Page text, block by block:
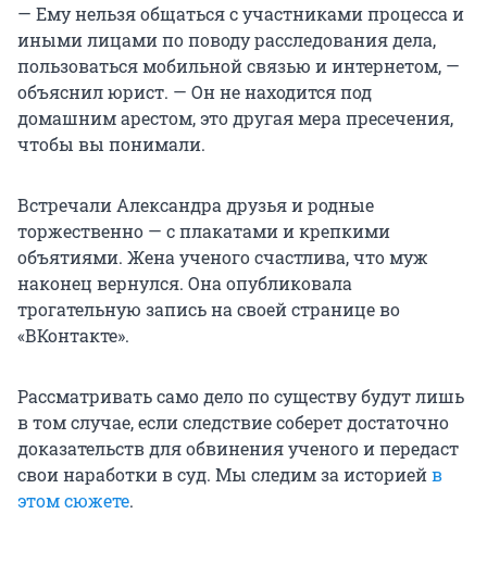
— Ему нельзя общаться с участниками процесса и
иными лицами по поводу расследования дела,
пользоваться мобильной связью и интернетом, —
объяснил юрист. — Он не находится под
домашним арестом, это другая мера пресечения,
чтобы вы понимали.
Встречали Александра друзья и родные
торжественно — с плакатами и крепкими
объятиями. Жена ученого счастлива, что муж
наконец вернулся. Она опубликовала
трогательную запись на своей странице во
«ВКонтакте».
Рассматривать само дело по существу будут лишь
в том случае, если следствие соберет достаточно
доказательств для обвинения ученого и передаст
свои наработки в суд. Мы следим за историейв
этом сюжете.